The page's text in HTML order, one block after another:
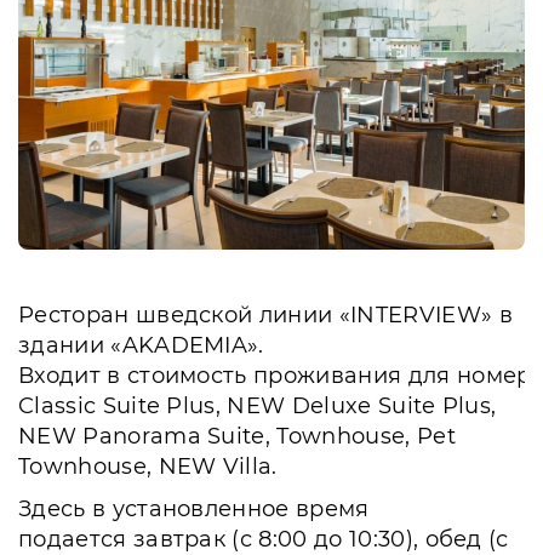
Ресторан шведской линии «INTERVIEW» в
здании «AKADEMIA».
Входит в стоимость проживания для
Classic Suite Plus, NEW Deluxe Suite Plus,
NEW Panorama Suite, Townhouse, Pet
Townhouse, NEW Villa.
Здесь в установленное время
подается завтрак (с 8:00 до 10:30), обед (с